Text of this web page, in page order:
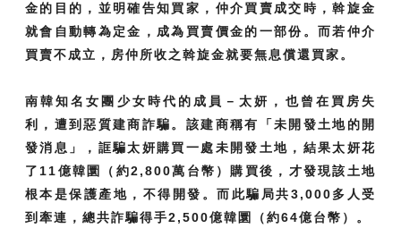
金的目的，並明確告知買家，仲介買賣成交時，斡旋金
就會自動轉為定金，成為買賣價金的一部份。而若仲介
買賣不成立，房仲所收之斡旋金就要無息償還買家。
南韓知名女團少女時代的成員－太妍，也曾在買房失
利，遭到惡質建商詐騙。該建商稱有「未開發土地的開
發消息」，誆騙太妍購買一處未開發土地，結果太妍花
了11億韓圜（約2,800萬台幣）購買後，才發現該土地
根本是保護產地，不得開發。而此騙局共3,000多人受
到牽連，總共詐騙得手2,500億韓圜（約64億台幣）。